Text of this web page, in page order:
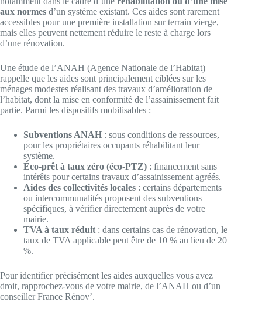
aux normes d’un système existant. Ces aides sont rarement
accessibles pour une première installation sur terrain vierge,
mais elles peuvent nettement réduire le reste à charge lors
d’une rénovation.
Une étude de l’ANAH (Agence Nationale de l’Habitat)
rappelle que les aides sont principalement ciblées sur les
ménages modestes réalisant des travaux d’amélioration de
l’habitat, dont la mise en conformité de l’assainissement fait
partie. Parmi les dispositifs mobilisables :
Subventions ANAH : sous conditions de ressources,
pour les propriétaires occupants réhabilitant leur
système.
Éco-prêt à taux zéro (éco-PTZ) : financement sans
intérêts pour certains travaux d’assainissement agréés.
Aides des collectivités locales : certains départements
ou intercommunalités proposent des subventions
spécifiques, à vérifier directement auprès de votre
mairie.
TVA à taux réduit : dans certains cas de rénovation, le
taux de TVA applicable peut être de 10 % au lieu de 20
%.
Pour identifier précisément les aides auxquelles vous avez
droit, rapprochez-vous de votre mairie, de l’ANAH ou d’un
conseiller France Rénov’.